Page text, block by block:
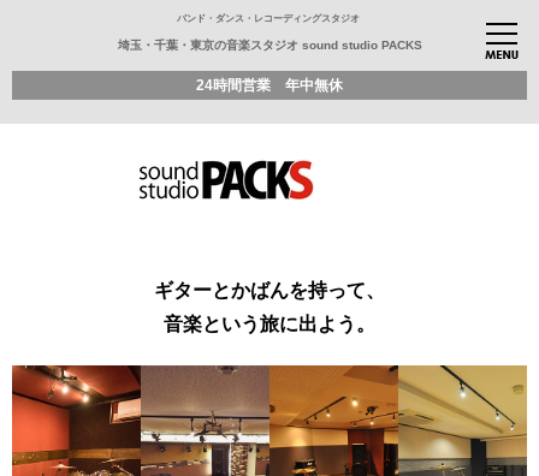
バンド・ダンス・レコーディングスタジオ
埼玉・千葉・東京の音楽スタジオ sound studio PACKS
24時間営業 年中無休
ギターとかばんを持って、
音楽という旅に出よう。